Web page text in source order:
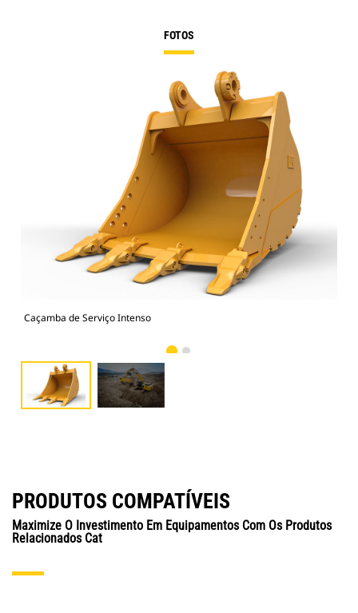
FOTOS
Caçamba de Serviço Intenso
PRODUTOS COMPATÍVEIS
Maximize O Investimento Em Equipamentos Com Os Produtos
Relacionados Cat